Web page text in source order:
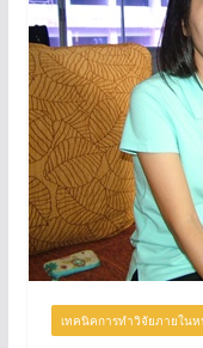
เทคนิคการทำวิจัยภายใน